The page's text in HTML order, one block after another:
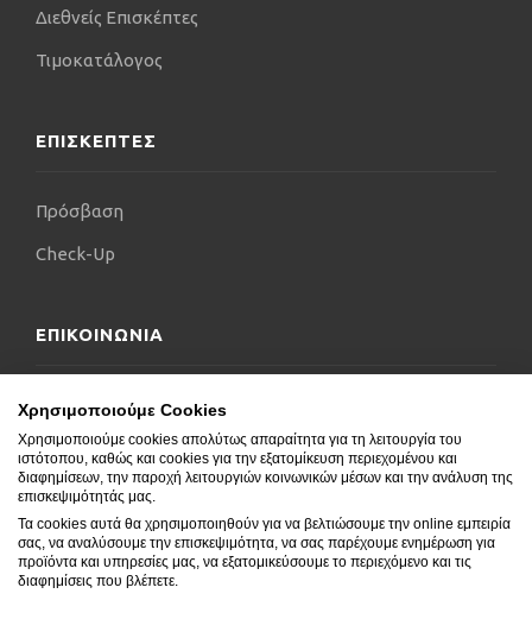
Διεθνείς Επισκέπτες
Τιμοκατάλογος
ΕΠΙΣΚΕΠΤΕΣ
Πρόσβαση
Check-Up
ΕΠΙΚΟΙΝΩΝΙΑ
Επικοινωνήστε μαζί μας
Δήλωση Προσβασιμότητας
Συχνές Ερωτήσεις
Blog
Χρησιμοποιούμε Cookies
Χρησιμοποιούμε cookies απολύτως απαραίτητα για τη λειτουργία του
ιστότοπου, καθώς και cookies για την εξατομίκευση περιεχομένου και
διαφημίσεων, την παροχή λειτουργιών κοινωνικών μέσων και την ανάλυση της
επισκεψιμότητάς μας.
Τα cookies αυτά θα χρησιμοποιηθούν για να βελτιώσουμε την online εμπειρία
σας, να αναλύσουμε την επισκεψιμότητα, να σας παρέχουμε ενημέρωση για
προϊόντα και υπηρεσίες μας, να εξατομικεύσουμε το περιεχόμενο και τις
διαφημίσεις που βλέπετε.